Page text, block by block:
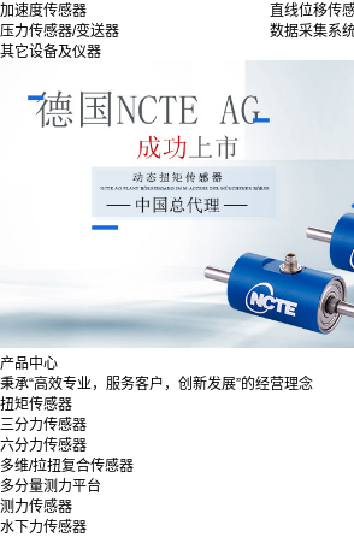
加速度传感器
直线位移传
压力传感器/变送器
数据采集系
其它设备及仪器
产品中心
秉承“高效专业，服务客户，创新发展”的经营理念
扭矩传感器
三分力传感器
六分力传感器
多维/拉扭复合传感器
多分量测力平台
测力传感器
水下力传感器